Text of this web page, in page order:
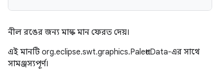
নীল রঙের জন্য মাস্ক মান ফেরত দেয়।
এই মানটি org.eclipse.swt.graphics.PaletteData-এর সাথে
সামঞ্জস্যপূর্ণ।